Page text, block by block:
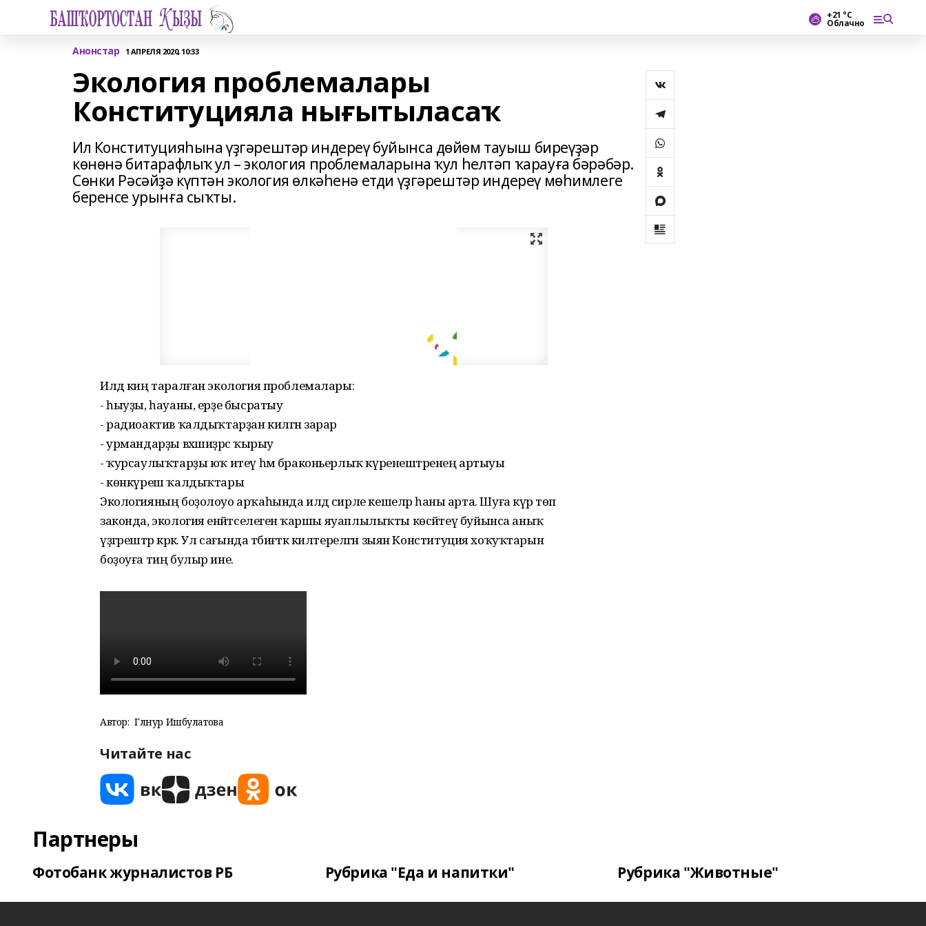
+21 °С
Облачно
Анонстар 1 АПРЕЛЯ 2020, 10:33
Экология проблемалары
Конституцияла нығытыласаҡ
Ил Конституцияһына үҙгәрештәр индереү буйынса дөйөм тауыш биреүҙәр
көнөнә битарафлыҡ ул – экология проблемаларына ҡул һелтәп ҡарауға бәрәбәр.
Сөнки Рәсәйҙә күптән экология өлкәһенә етди үҙгәрештәр индереү мөһимлеге
беренсе урынға сыҡты.
Илдә киң таралған экология проблемалары:
- һыуҙы, һауаны, ерҙе бысратыу
- радиоактив ҡалдыҡтарҙан килгән зарар
- урмандарҙы вәхшиҙәрсә ҡырыу
- ҡурсаулыҡтарҙы юҡ итеү һәм браконьерлыҡ күренештәренең артыуы
- көнкүреш ҡалдыҡтары
Экологияның боҙолоуо арҡаһында илдә сирле кешеләр һаны арта. Шуға күрә төп
законда, экология енәйәтселегенә ҡаршы яуаплылыҡты көсәйтеү буйынса аныҡ
үҙгәрештәр кәрәк. Ул сағында тәбиғәткә килтерелгән зыян Конституция хоҡуҡтарын
боҙоуға тиң булыр ине.
Автор: Гөлнур Ишбулатова
Читайте нас
Партнеры
Фотобанк журналистов РБ Рубрика "Еда и напитки" Рубрика "Животные"